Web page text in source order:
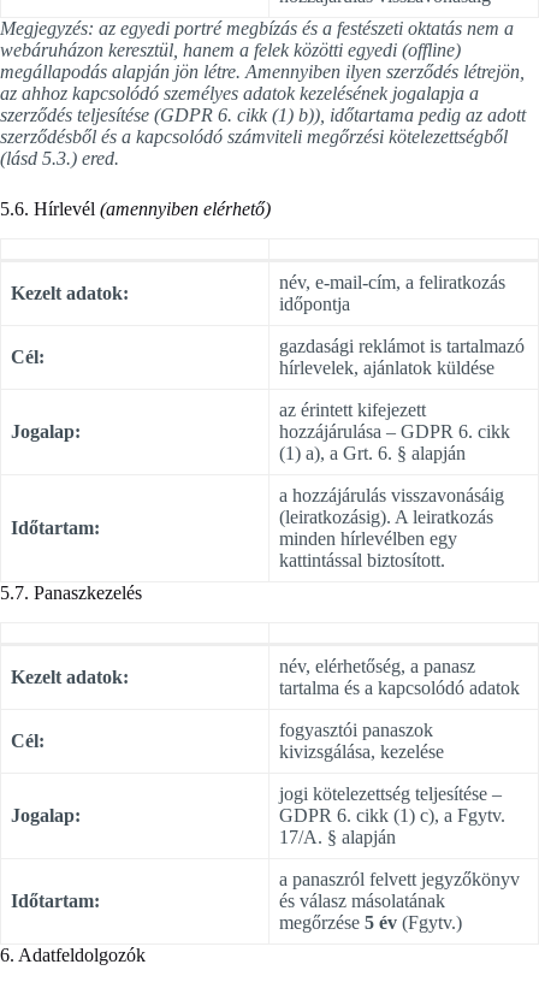
Megjegyzés: az egyedi portré megbízás és a festészeti oktatás nem a
webáruházon keresztül, hanem a felek közötti egyedi (offline)
megállapodás alapján jön létre. Amennyiben ilyen szerződés létrejön,
az ahhoz kapcsolódó személyes adatok kezelésének jogalapja a
szerződés teljesítése (GDPR 6. cikk (1) b)), időtartama pedig az adott
szerződésből és a kapcsolódó számviteli megőrzési kötelezettségből
(lásd 5.3.) ered.
5.6. Hírlevél (amennyiben elérhető)
Kezelt adatok:
név, e-mail-cím, a feliratkozás
időpontja
Cél:
gazdasági reklámot is tartalmazó
hírlevelek, ajánlatok küldése
Jogalap:
az érintett kifejezett
hozzájárulása – GDPR 6. cikk
(1) a), a Grt. 6. § alapján
Időtartam:
a hozzájárulás visszavonásáig
(leiratkozásig). A leiratkozás
minden hírlevélben egy
kattintással biztosított.
5.7. Panaszkezelés
Kezelt adatok:
név, elérhetőség, a panasz
tartalma és a kapcsolódó adatok
Cél:
fogyasztói panaszok
kivizsgálása, kezelése
Jogalap:
jogi kötelezettség teljesítése –
GDPR 6. cikk (1) c), a Fgytv.
17/A. § alapján
Időtartam:
a panaszról felvett jegyzőkönyv
és válasz másolatának
megőrzése 5 év (Fgytv.)
6. Adatfeldolgozók